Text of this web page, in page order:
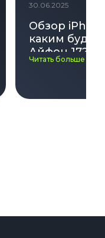
30.06.2025
Обзор
каким
Айфон 17?
выхода,
Читать больше